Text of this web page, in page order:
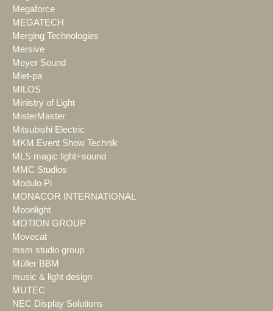
Megaforce
MEGATECH
Merging Technologies
Mersive
Meyer Sound
Miet-pa
MILOS
Ministry of Light
MisterMaster
Mitsubishi Electric
MKM Event Show Technik
MLS magic light+sound
MMC Studios
Modulo Pi
MONACOR INTERNATIONAL
Moonlight
MOTION GROUP
Movecat
msm studio group
Müller BBM
music & light design
MUTEC
NEC Display Solutions